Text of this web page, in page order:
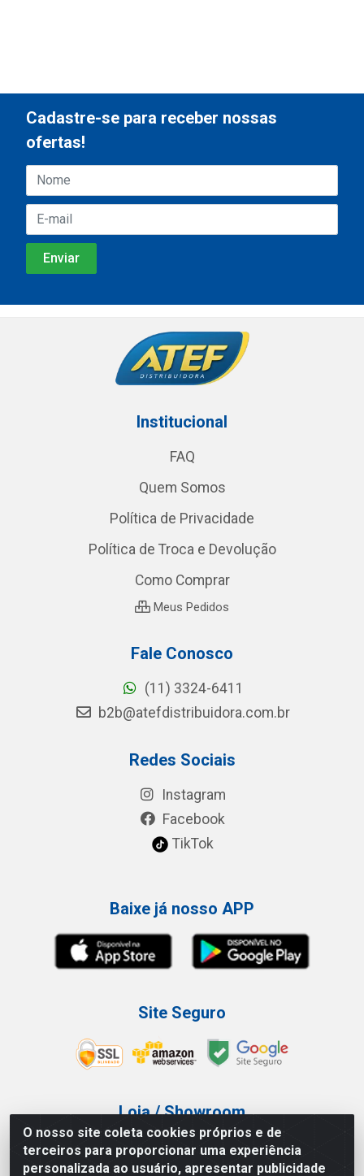
O nosso site coleta cookies próprios e de
terceiros para proporcionar uma experiência
personalizada ao usuário, apresentar publicidade
Cadastre-se para receber nossas
ofertas!
Institucional
FAQ
Quem Somos
Política de Privacidade
Política de Troca e Devolução
Como Comprar
Meus Pedidos
Fale Conosco
(11) 3324-6411
b2b@atefdistribuidora.com.br
Redes Sociais
Instagram
Facebook
TikTok
Baixe já nosso APP
Site Seguro
Loja / Showroom
Tel.: (11) 3227-0546
Av Vautier, 587/597 - Pari - São Paulo/SP